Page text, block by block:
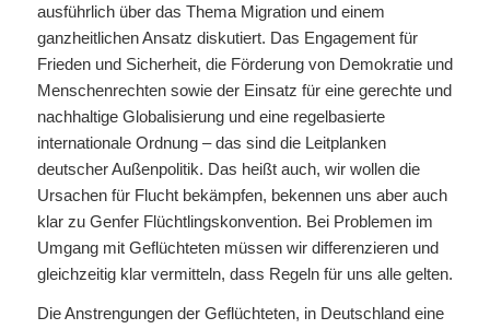
ausführlich über das Thema Migration und einem
ganzheitlichen Ansatz diskutiert. Das Engagement für
Frieden und Sicherheit, die Förderung von Demokratie und
Menschenrechten sowie der Einsatz für eine gerechte und
nachhaltige Globalisierung und eine regelbasierte
internationale Ordnung – das sind die Leitplanken
deutscher Außenpolitik. Das heißt auch, wir wollen die
Ursachen für Flucht bekämpfen, bekennen uns aber auch
klar zu Genfer Flüchtlingskonvention. Bei Problemen im
Umgang mit Geflüchteten müssen wir differenzieren und
gleichzeitig klar vermitteln, dass Regeln für uns alle gelten.
Die Anstrengungen der Geflüchteten, in Deutschland eine